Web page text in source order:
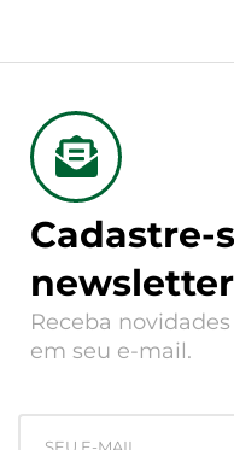
Cadastre-
Receba
em seu e-mail.